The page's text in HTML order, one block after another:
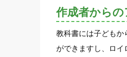
作成者から
教科書には子どもか
ができますし、ロ